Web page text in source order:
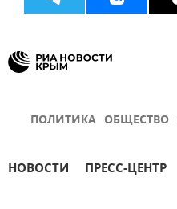
ПОЛИТИКА ОБЩЕСТВО
НОВОСТИ ПРЕСС-ЦЕНТР